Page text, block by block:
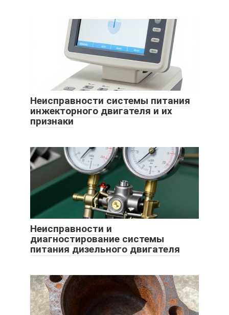
Неисправности системы питания
инжекторного двигателя и их
признаки
Неисправности и
диагностирование системы
питания дизельного двигателя